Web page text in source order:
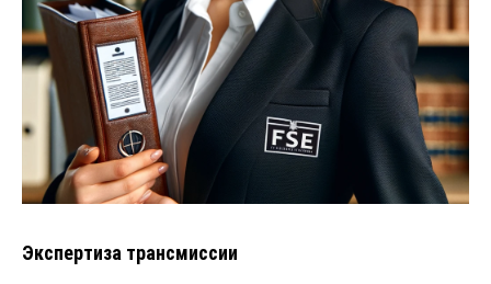
Экспертиза трансмиссии